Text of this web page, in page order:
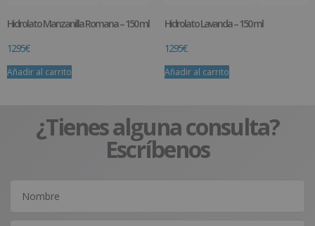
Hidrolato Manzanilla Romana – 150 ml
12.95€
Añadir al carrito
Hidrolato Lavanda – 150 ml
12.95€
Añadir al carrito
¿Tienes alguna consulta?
Escríbenos